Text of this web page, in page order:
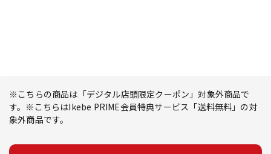
※こちらの商品は「デジタル店頭限定クーポン」対象外商品で
す。※こちらはIkebe PRIME会員特典サービス「送料無料」の対
象外商品です。